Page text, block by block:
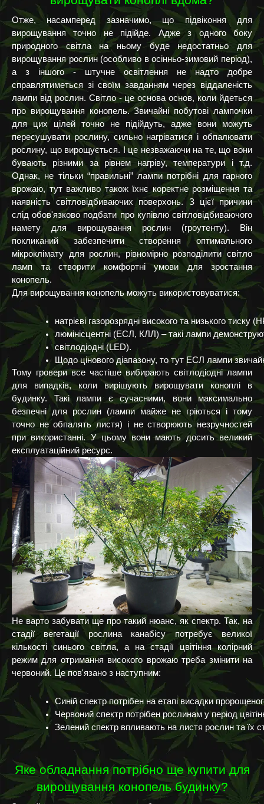
Отже, насамперед зазначимо, що підвіконня для
вирощування точно не підійде. Адже з одного боку
природного світла на ньому буде недостатньо для
вирощування рослин (особливо в осінньо-зимовий період),
а з іншого - штучне освітлення не надто добре
справлятиметься зі своїм завданням через віддаленість
лампи від рослин. Світло - це основа основ, коли йдеться
про вирощування конопель. Звичайні побутові лампочки
для цих цілей точно не підійдуть, адже вони можуть
пересушувати рослину, сильно нагріватися і обпалювати
рослину, що вирощується. І це незважаючи на те, що вони
бувають різними за рівнем нагріву, температури і т.д.
Однак, не тільки “правильні” лампи потрібні для гарного
врожаю, тут важливо також їхнє коректне розміщення та
наявність світловідбиваючих поверхонь. З цієї причини
слід обов'язково подбати про купівлю світловідбиваючого
намету для вирощування рослин (гроутенту). Він
покликаний забезпечити створення оптимального
мікроклімату для рослин, рівномірно розподілити світло
ламп та створити комфортні умови для зростання
конопель.
Для вирощування конопель можуть використовуватися:
натрієві газорозрядні високого та низького
люмінісцентні (ЕСЛ, КЛЛ) – такі лампи
світлодіодні (LED).
Щодо цінового діапазону, то тут ЕСЛ лампи
Тому гровери все частіше вибирають світлодіодні лампи
для випадків, коли вирішують вирощувати коноплі в
будинку. Такі лампи є сучасними, вони максимально
безпечні для рослин (лампи майже не гріються і тому
точно не обпалять листя) і не створюють незручностей
при використанні. У цьому вони мають досить великий
експлуатаційний ресурс.
Не варто забувати ще про такий нюанс, як спектр. Так, на
стадії вегетації рослина канабісу потребує великої
кількості синього світла, а на стадії цвітіння колірний
режим для отримання високого врожаю треба змінити на
червоний. Це пов'язано з наступним:
Синій спектр потрібен на етапі висадки
Червоний спектр потрібен рослинам у період
Зелений спектр впливають на листя рослин та їх
Яке обладнання потрібно ще купити для
вирощування конопель будинку?